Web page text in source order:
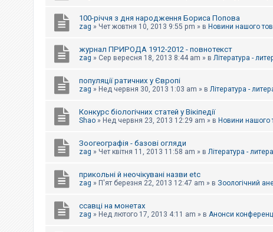
100-річчя з дня народження Бориса Попова
zag » Чет жовтня 10, 2013 9:55 pm » в Новини нашого
журнал ПРИРОДА 1912-2012 - повнотекст
zag » Сер вересня 18, 2013 8:44 am » в Література -
популяції ратичних у Європі
zag » Нед червня 30, 2013 1:03 am » в Література -
Конкурс біологічних статей у Вікіпедії
Shao » Нед червня 23, 2013 12:29 am » в Новини нашого
Зоогеографія - базові огляди
zag » Чет квітня 11, 2013 11:58 am » в Література -
прикольні й неочікувані назви etc
zag » П'ят березня 22, 2013 12:47 am » в Зоологічний
ссавці на монетах
zag » Нед лютого 17, 2013 4:11 am » в Анонси